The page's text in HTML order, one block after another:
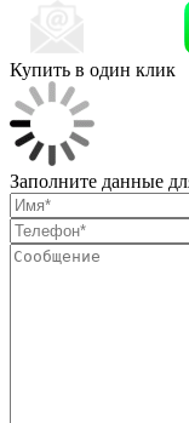
Купить в один клик
Заполните данные